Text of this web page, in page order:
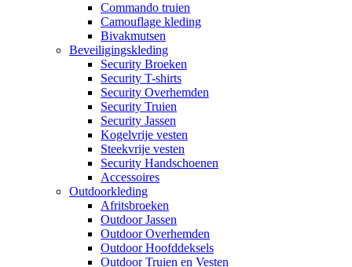
Commando truien
Camouflage kleding
Bivakmutsen
Beveiligingskleding
Security Broeken
Security T-shirts
Security Overhemden
Security Truien
Security Jassen
Kogelvrije vesten
Steekvrije vesten
Security Handschoenen
Accessoires
Outdoorkleding
Afritsbroeken
Outdoor Jassen
Outdoor Overhemden
Outdoor Hoofddeksels
Outdoor Truien en Vesten